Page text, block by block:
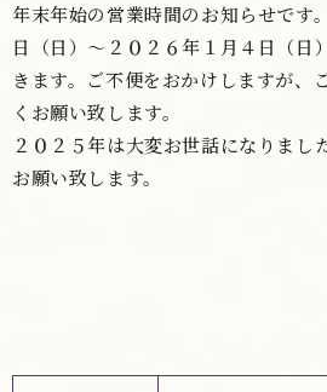
年末年始の営業時間のお知らせです
日（日）～２０２６年１月４日（日
きます。ご不便をおかけしますが、
くお願い致します。
２０２５年は大変お世話になりまし
お願い致します。